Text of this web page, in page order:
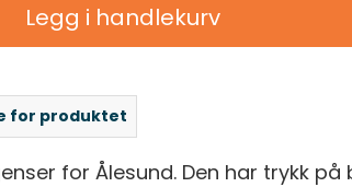
Legg i handlekurv
for produktet
for Ålesund. Den har trykk på